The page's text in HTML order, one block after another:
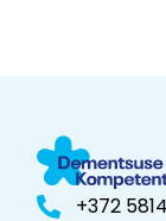
+372